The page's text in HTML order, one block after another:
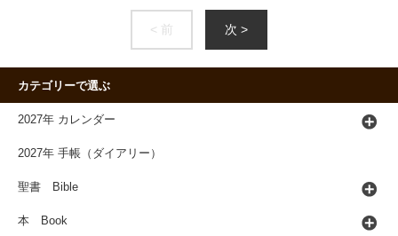
< 前 次 >
カテゴリーで選ぶ
2027年 カレンダー
2027年 手帳（ダイアリー）
聖書 Bible
本 Book